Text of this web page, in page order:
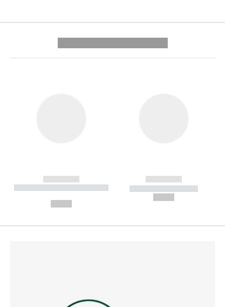
------------
----------- ----------- --------
------------
----------- -----------